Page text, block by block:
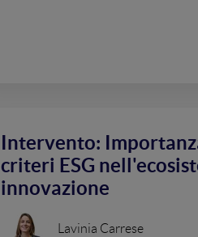
Intervento:
criteri ESG
innovazione
Lavinia Carrese